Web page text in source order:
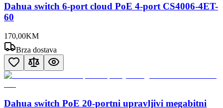
Dahua switch 6-port cloud PoE 4-port CS4006-4ET-
60
170,00KM
Brza dostava
Dahua switch PoE 20-portni upravljivi megabitni